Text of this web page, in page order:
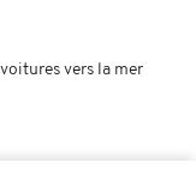
vers la mer